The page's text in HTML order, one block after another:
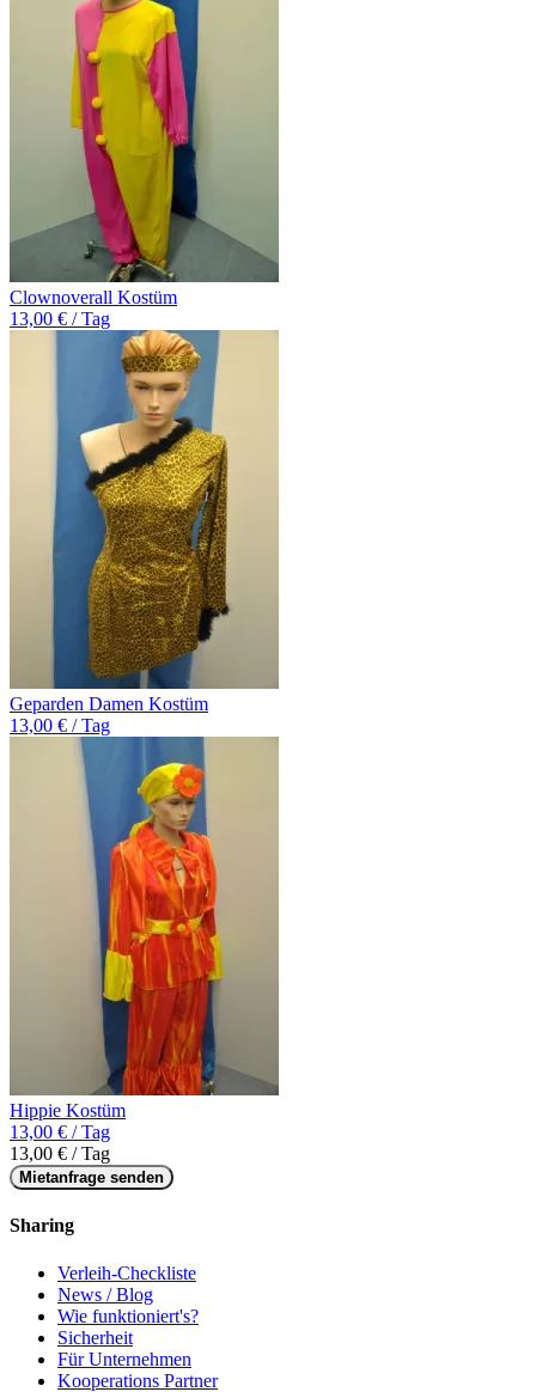
Clownoverall Kostüm
13,00 € / Tag
Geparden Damen Kostüm
13,00 € / Tag
Hippie Kostüm
13,00 € / Tag
13,00 € / Tag
Mietanfrage senden
Sharing
Verleih-Checkliste
News / Blog
Wie funktioniert's?
Sicherheit
Für Unternehmen
Kooperations Partner